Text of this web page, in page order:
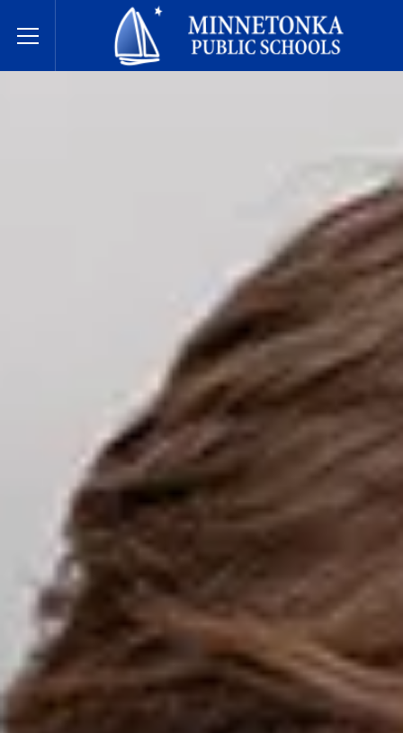
Toggle Menu
Javne škole Minnetonke